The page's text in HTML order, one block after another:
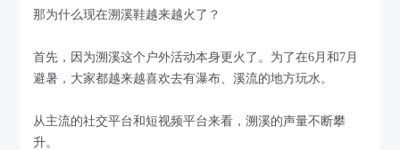
那为什么现在溯溪鞋越来越火了？
首先，因为溯溪这个户外活动本身更火了。为了在6月和7月
避暑，大家都越来越喜欢去有瀑布、溪流的地方玩水。
从主流的社交平台和短视频平台来看，溯溪的声量不断攀
升。